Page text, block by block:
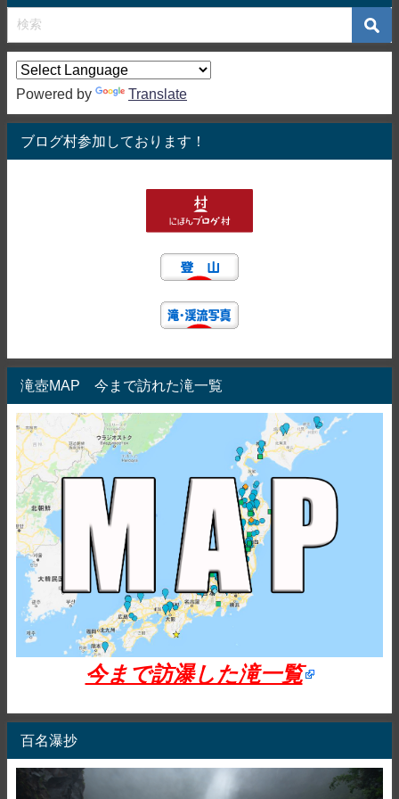
Powered by Translate
ブログ村参加しております！
滝壺MAP 今まで訪れた滝一覧
今まで訪瀑した滝一覧
百名瀑抄